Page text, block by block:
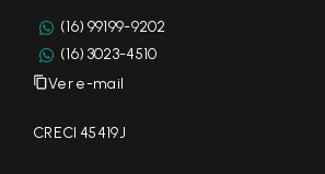
(16) 99199-9202
(16) 3023-4510
Ver e-mail
CRECI 45419J